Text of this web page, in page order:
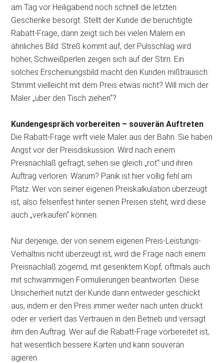
am Tag vor Heiligabend noch schnell die letzten
Geschenke besorgt. Stellt der Kunde die berüchtigte
Rabatt-Frage, dann zeigt sich bei vielen Malern ein
ähnliches Bild: Streß kommt auf, der Pulsschlag wird
höher, Schweißperlen zeigen sich auf der Stirn. Ein
solches Erscheinungsbild macht den Kunden mißtrauisch:
Stimmt vielleicht mit dem Preis etwas nicht? Will mich der
Maler „über den Tisch ziehen“?
Kundengespräch vorbereiten – souverän Auftreten
Die Rabatt-Frage wirft viele Maler aus der Bahn. Sie haben
Angst vor der Preisdiskussion. Wird nach einem
Preisnachlaß gefragt, sehen sie gleich „rot“ und ihren
Auftrag verloren. Warum? Panik ist hier völlig fehl am
Platz. Wer von seiner eigenen Preiskalkulation überzeugt
ist, also felsenfest hinter seinen Preisen steht, wird diese
auch „verkaufen“ können.
Nur derjenige, der von seinem eigenen Preis-Leistungs-
Verhältnis nicht überzeugt ist, wird die Frage nach einem
Preisnachlaß zögernd, mit gesenktem Kopf, oftmals auch
mit schwammigen Formulierungen beantworten. Diese
Unsicherheit nutzt der Kunde dann entweder geschickt
aus, indem er den Preis immer weiter nach unten drückt
oder er verliert das Vertrauen in den Betrieb und versagt
ihm den Auftrag. Wer auf die Rabatt-Frage vorbereitet ist,
hat wesentlich bessere Karten und kann souverän
agieren.